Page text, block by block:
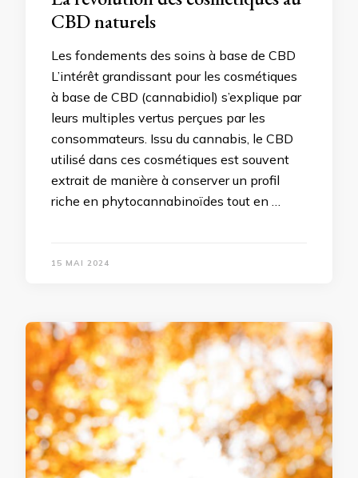
CBD naturels
Les fondements des soins à base de CBD
L’intérêt grandissant pour les cosmétiques
à base de CBD (cannabidiol) s’explique par
leurs multiples vertus perçues par les
consommateurs. Issu du cannabis, le CBD
utilisé dans ces cosmétiques est souvent
extrait de manière à conserver un profil
riche en phytocannabinoïdes tout en …
15 MAI 2024